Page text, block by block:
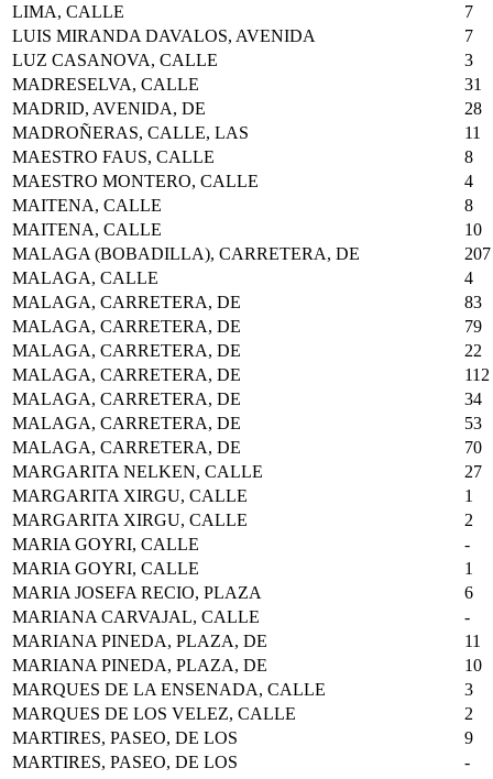
LIMA, CALLE
7
LUIS MIRANDA DAVALOS, AVENIDA
7
LUZ CASANOVA, CALLE
3
MADRESELVA, CALLE
31
MADRID, AVENIDA, DE
28
MADROÑERAS, CALLE, LAS
11
MAESTRO FAUS, CALLE
8
MAESTRO MONTERO, CALLE
4
MAITENA, CALLE
8
MAITENA, CALLE
10
MALAGA (BOBADILLA), CARRETERA, DE
207
MALAGA, CALLE
4
MALAGA, CARRETERA, DE
83
MALAGA, CARRETERA, DE
79
MALAGA, CARRETERA, DE
22
MALAGA, CARRETERA, DE
112
MALAGA, CARRETERA, DE
34
MALAGA, CARRETERA, DE
53
MALAGA, CARRETERA, DE
70
MARGARITA NELKEN, CALLE
27
MARGARITA XIRGU, CALLE
1
MARGARITA XIRGU, CALLE
2
MARIA GOYRI, CALLE
-
MARIA GOYRI, CALLE
1
MARIA JOSEFA RECIO, PLAZA
6
MARIANA CARVAJAL, CALLE
-
MARIANA PINEDA, PLAZA, DE
11
MARIANA PINEDA, PLAZA, DE
10
MARQUES DE LA ENSENADA, CALLE
3
MARQUES DE LOS VELEZ, CALLE
2
MARTIRES, PASEO, DE LOS
9
MARTIRES, PASEO, DE LOS
-